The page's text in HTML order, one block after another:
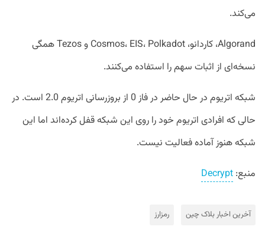
می‌کند.
Algorand، کاردانو، Cosmos، EIS، Polkadot و Tezos همگی
نسخه‌ای از اثبات سهم را استفاده می‌کنند.
شبکه اتریوم در حال حاضر در فاز 0 از بروزرسانی اتریوم 2.0 است. در
حالی که افرادی اتریوم خود را روی این شبکه قفل کرده‌اند اما این
شبکه هنوز آماده فعالیت نیست.
منبع: Decrypt
آخرین اخبار بلاک‌ چین رمزارز